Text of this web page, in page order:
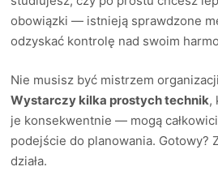
obowiązki — istnieją sprawdzone
odzyskać kontrolę nad swoim
Nie musisz być mistrzem
Wystarczy kilka prostych technik,
je konsekwentnie — mogą
podejście do planowania. Gotowy?
działa.